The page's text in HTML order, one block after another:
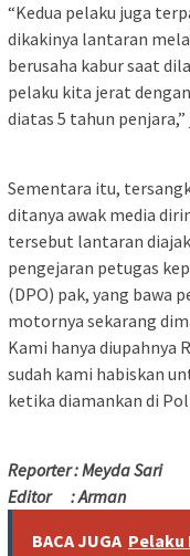
“Kedua pelaku juga
dikakinya lantaran
berusaha kabur saat
pelaku kita jerat
diatas 5 tahun penjara,”
Sementara itu,
ditanya awak media
tersebut lantaran
pengejaran petugas
(DPO) pak, yang bawa
motornya sekarang
Kami hanya diupahnya
sudah kami habiskan
ketika diamankan di
Reporter : Meyda Sari
Editor : Arman
BACA JUGA Pelaku